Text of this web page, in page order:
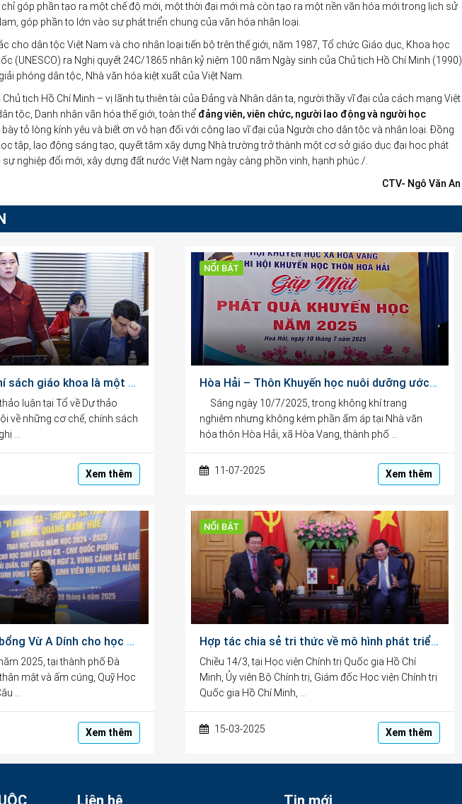
chỉ góp phần tạo ra một chế độ mới, một thời đại mới mà còn tạo ra một nền văn hóa mới trong lịch sử
góp phần to lớn vào sự phát triển chung của văn hóa nhân loại.
cho dân tộc Việt Nam và cho nhân loại tiến bộ trên thế giới, năm 1987, Tổ chức Giáo dục, Khoa học
(UNESCO) ra Nghị quyết 24C/1865 nhân kỷ niệm 100 năm Ngày sinh của Chủ tịch Hồ Chí Minh (1990)
phóng dân tộc, Nhà văn hóa kiệt xuất của Việt Nam.
tịch Hồ Chí Minh – vị lãnh tụ thiên tài của Đảng và Nhân dân ta, người thầy vĩ đại của cách mạng Việt
tộc, Danh nhân văn hóa thế giới, toàn thể đảng viên, viên chức, người lao động và người học
bày tỏ lòng kính yêu và biết ơn vô hạn đối với công lao vĩ đại của Người cho dân tộc và nhân loại. Đồng
tập, lao động sáng tạo, quyết tâm xây dựng Nhà trường trở thành một cơ sở giáo dục đại học phát
nghiệp đổi mới, xây dựng đất nước Việt Nam ngày càng phồn vinh, hạnh phúc./.
CTV- Ngô Văn An
Chủ trương miễn phí sách giáo khoa là một bước tiến, thể hiện bản chất xã hội nhân văn
luận tại Tổ về Dự thảo
về những cơ chế, chính sách
…
Xem thêm
NỔI BẬT
Hòa Hải – Thôn Khuyến học nuôi dưỡng ước mơ
Sáng ngày 10/7/2025, trong không khí trang
nghiêm nhưng không kém phần ấm áp tại Nhà văn
hóa thôn Hòa Hải, xã Hòa Vang, thành phố …
11-07-2025 Xem thêm
Trao 305 suất học bổng Vừ A Dính cho học sinh, sinh viên Đà Nẵng
2025, tại thành phố Đà
mật và ấm cúng, Quỹ Học
…
Xem thêm
NỔI BẬT
Hợp tác chia sẻ tri thức về mô hình phát triển, ứng dụng công nghệ AI trong phát triển đất nước
Chiều 14/3, tại Học viện Chính trị Quốc gia Hồ Chí
Minh, Ủy viên Bộ Chính trị, Giám đốc Học viện Chính trị
Quốc gia Hồ Chí Minh, …
15-03-2025 Xem thêm